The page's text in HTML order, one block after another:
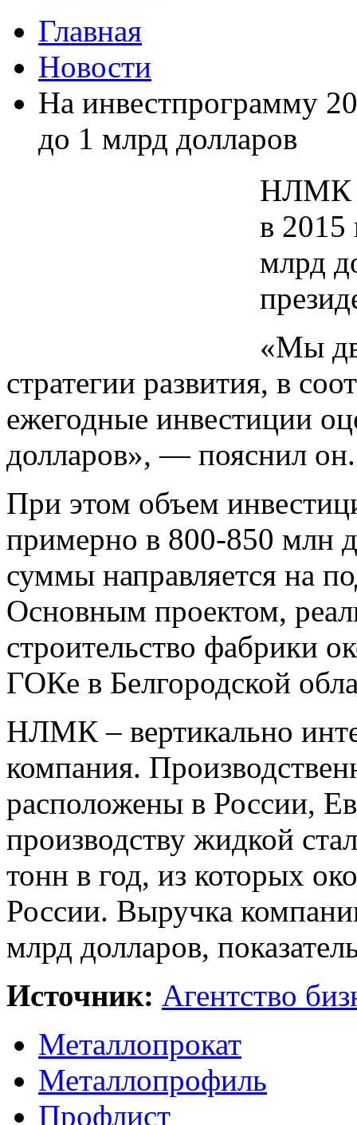
Главная
Новости
На инвестпрограмму
до 1 млрд долларов
НЛМК
в 2015
млрд
«Мы
стратегии развития, в
ежегодные инвестиции
долларов», — пояснил он.
При этом объем
примерно в 800-850 млн
суммы направляется на
Основным проектом,
строительство фабрики
ГОКе в Белгородской
НЛМК – вертикально
компания.
расположены в России,
производству жидкой
тонн в год, из которых
России. Выручка
млрд долларов,
Источник: Агентство
Металлопрокат
Металлопрофиль
Профлист